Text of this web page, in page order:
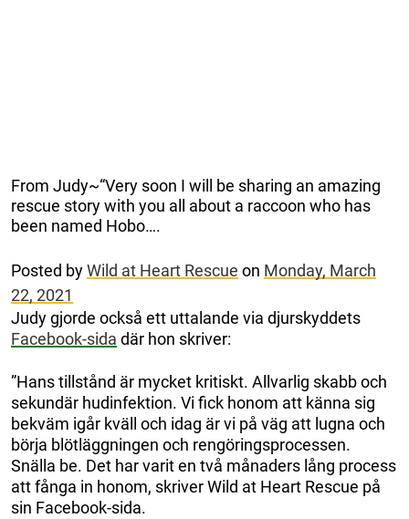
From Judy~“Very soon I will be sharing an amazing
rescue story with you all about a raccoon who has
been named Hobo….
Posted byWild at Heart Rescue on Monday, March
22, 2021
Judy gjorde också ett uttalande via djurskyddets
Facebook-sida där hon skriver:
”Hans tillstånd är mycket kritiskt. Allvarlig skabb och
sekundär hudinfektion. Vi fick honom att känna sig
bekväm igår kväll och idag är vi på väg att lugna och
börja blötläggningen och rengöringsprocessen.
Snälla be. Det har varit en två månaders lång process
att fånga in honom, skriver Wild at Heart Rescue på
sin Facebook-sida.